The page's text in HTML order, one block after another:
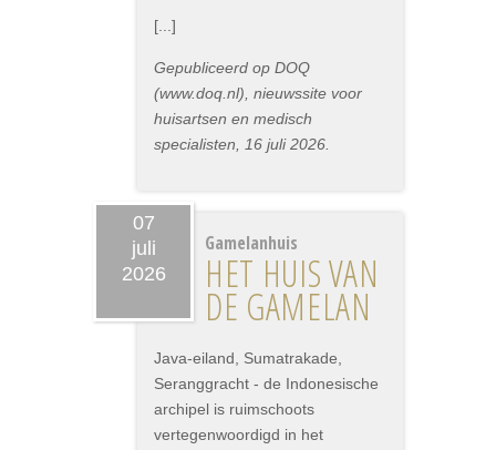
[...]
Gepubliceerd op DOQ
(www.doq.nl), nieuwssite voor
huisartsen en medisch
specialisten, 16 juli 2026.
07
juli
2026
Gamelanhuis
HET HUIS VAN
DE GAMELAN
Java-eiland, Sumatrakade,
Seranggracht - de Indonesische
archipel is ruimschoots
vertegenwoordigd in het